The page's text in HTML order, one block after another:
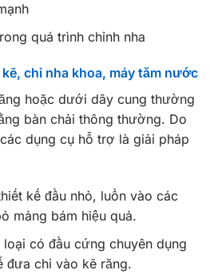
quá trình chỉnh nha
chỉ nha khoa, máy tăm nước
hoặc dưới dây cung thường
bàn chải thông thường. Do
dụng cụ hỗ trợ là giải pháp
kế đầu nhỏ, luồn vào các
mảng bám hiệu quả.
loại có đầu cứng chuyên dụng
đưa chỉ vào kẽ răng.